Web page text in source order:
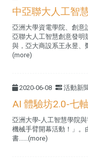
中亞聯大人工智
亞洲大學資電學院、創意
亞聯大人工智慧創意發明
與，亞大商設系王永昱、
(more)
2020-06-08 活動新
AI 體驗坊2.0-七
亞洲大學-人工智慧學院
機械手臂開幕活動！」。
書......(more)